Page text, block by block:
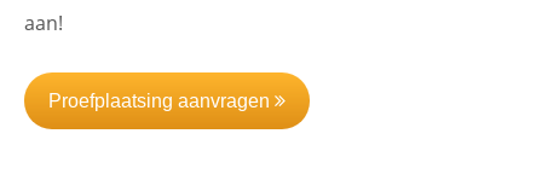
aan!
Proefplaatsing aanvragen